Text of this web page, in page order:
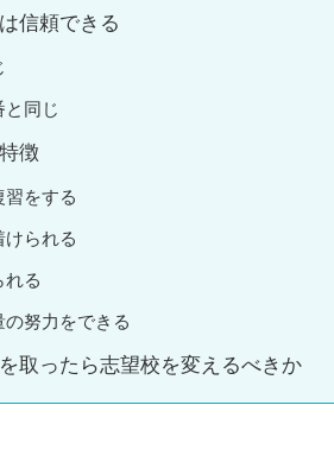
信頼できる
と同じ
徴
をする
られる
れる
努力をできる
取ったら志望校を変えるべきか